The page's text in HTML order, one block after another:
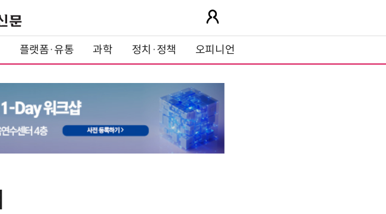
플랫폼·유통 과학 정치·정책 오피니언